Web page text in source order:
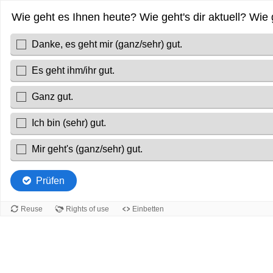
Wie geht es Ihnen heute? Wie geht's dir aktuell? Wie
Danke, es geht mir (ganz/sehr) gut.
Es geht ihm/ihr gut.
Ganz gut.
Ich bin (sehr) gut.
Mir geht's (ganz/sehr) gut.
Prüfen
Reuse Rights of use Einbetten